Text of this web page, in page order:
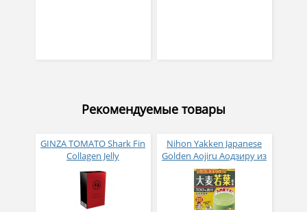
Рекомендуемые товары
GINZA TOMATO Shark Fin
Collagen Jelly
плавников голубой
акулы со вкусом манго
№ 14
Nihon Yakken Japanese
Golden Aojiru Аодзиру из
листьев молодого
ячменя